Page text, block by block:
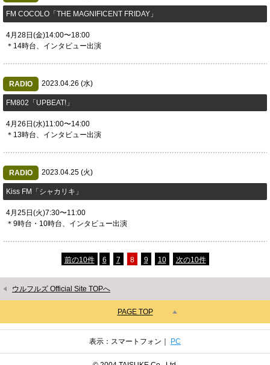
FM COCOLO「THE MAGNIFICENT FRIDAY」
4月28日(金)14:00〜18:00
＊14時台、インタビュー出演
RADIO 2023.04.26 (水)
​FM802「UPBEAT!」
4月26日(水)11:00〜14:00
＊13時台、インタビュー出演
RADIO 2023.04.25 (火)
​Kiss FM「シャカリキ」
4月25日(火)7:30〜11:00
＊9時台・10時台、インタビュー出演
前の10件 6 7 8 9 10 次の10件
ウルフルズ Official Site TOPへ
PAGE TOP
表示：スマートフォン｜ PC